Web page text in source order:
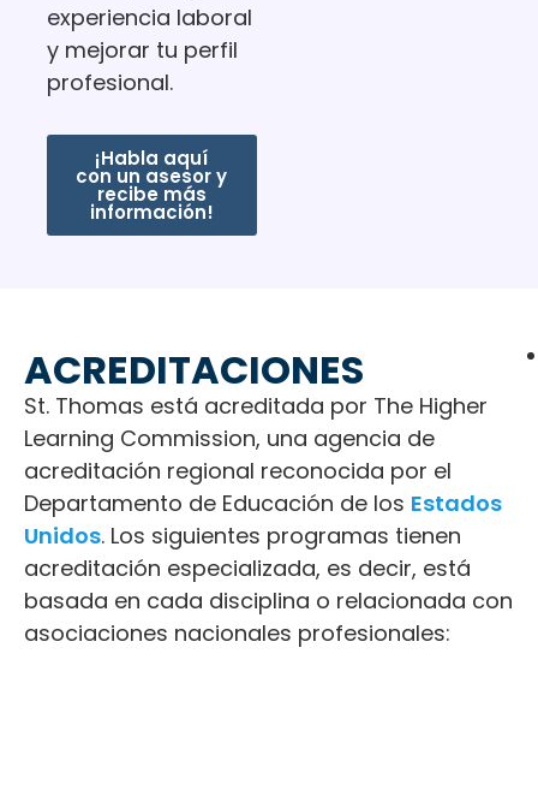
experiencia laboral
y mejorar tu perfil
profesional.
¡Habla aquí
con un asesor y
recibe más
información!
ACREDITACIONES
St. Thomas está acreditada por The Higher
Learning Commission, una agencia de
acreditación regional reconocida por el
Departamento de Educación de los Estados
Unidos. Los siguientes programas tienen
acreditación especializada, es decir, está
basada en cada disciplina o relacionada con
asociaciones nacionales profesionales: